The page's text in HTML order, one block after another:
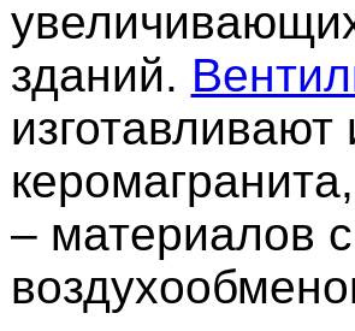
зданий.
– материалов